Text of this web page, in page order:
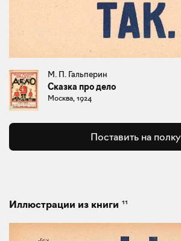
М. П. Гальперин
Сказка про дело
Москва, 1924
Поставить на полку
Иллюстрации из книги 11